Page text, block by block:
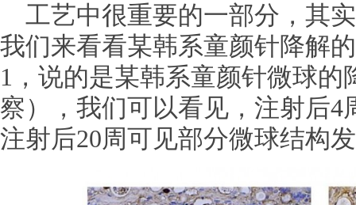
工艺中很重要的一部分，其
我们来看看某韩系童颜针降解
1，说的是某韩系童颜针微球的
察），我们可以看见，注射后
注射后20周可见部分微球结构